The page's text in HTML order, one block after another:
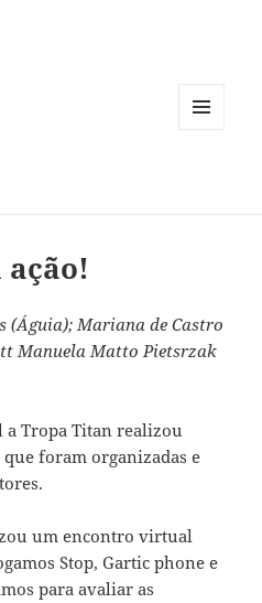
(Águia); Mariana de Castro
Manuela Matto Pietsrzak
a Tropa Titan realizou
foram organizadas e
um encontro virtual
Stop, Gartic phone e
para avaliar as